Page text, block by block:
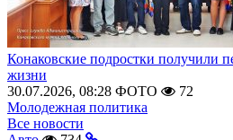
Конаковские подростки получили
жизни
30.07.2026, 08:28 ФОТО
72
Молодежная политика
Все новости